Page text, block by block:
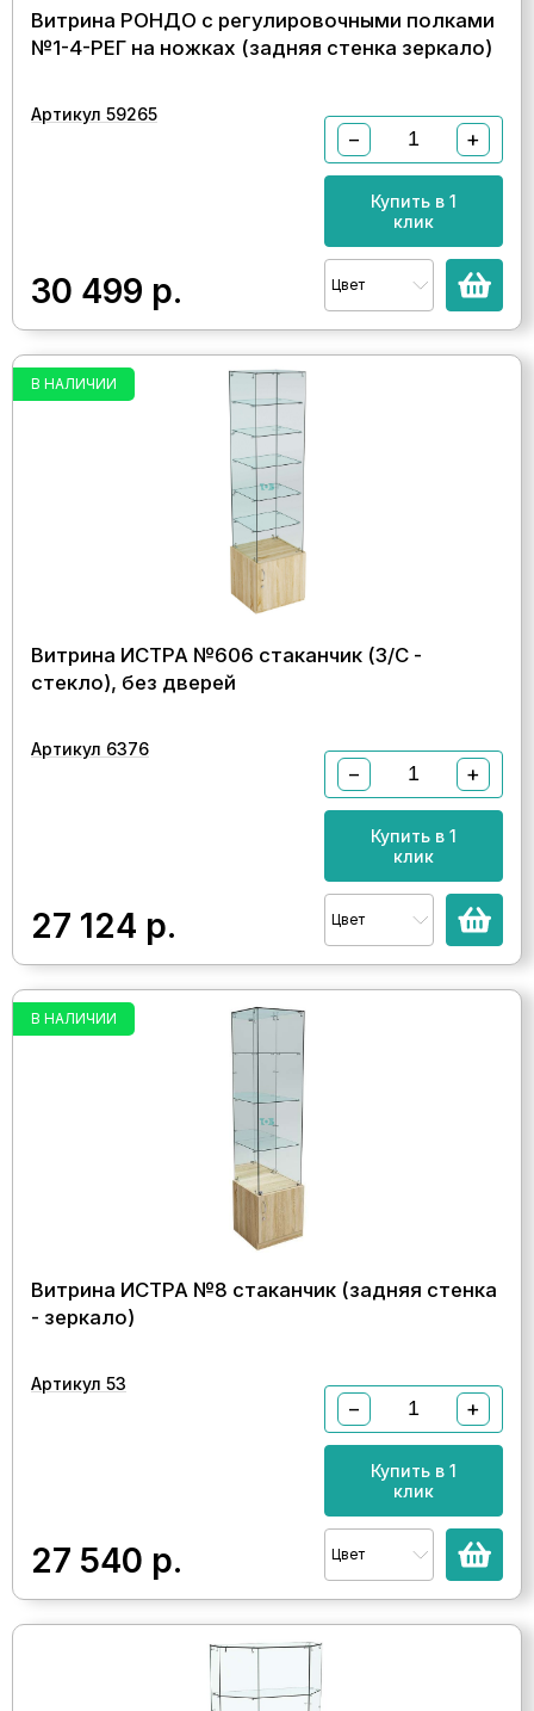
Витрина РОНДО с регулировочными полками
№1-4-РЕГ на ножках (задняя стенка зеркало)
Артикул 59265
30 499 р.
− +
Купить в 1
клик
Цвет
В НАЛИЧИИ
Витрина ИСТРА №606 стаканчик (З/С -
стекло), без дверей
Артикул 6376
27 124 р.
− +
Купить в 1
клик
Цвет
В НАЛИЧИИ
Витрина ИСТРА №8 стаканчик (задняя стенка
- зеркало)
Артикул 53
27 540 р.
− +
Купить в 1
клик
Цвет